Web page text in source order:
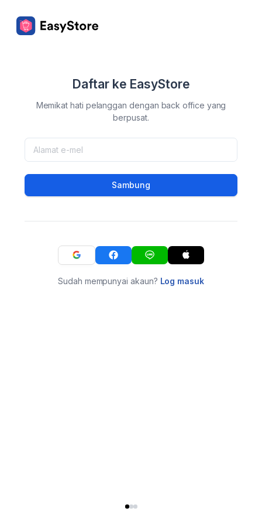
Daftar ke EasyStore
Memikat hati pelanggan dengan back office yang
berpusat.
Sambung
Sudah mempunyai akaun? Log masuk